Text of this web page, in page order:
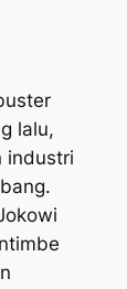
lalu,
industri